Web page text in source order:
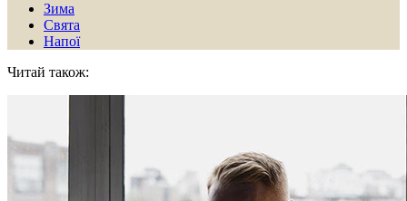
Зима
Свята
Напої
Читай також: